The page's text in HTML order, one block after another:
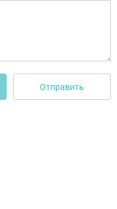
Отправить